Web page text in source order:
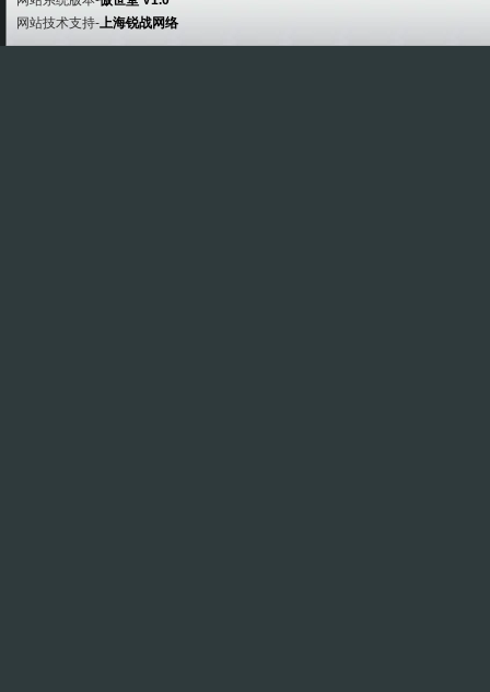
网站技术支持-上海锐战网络